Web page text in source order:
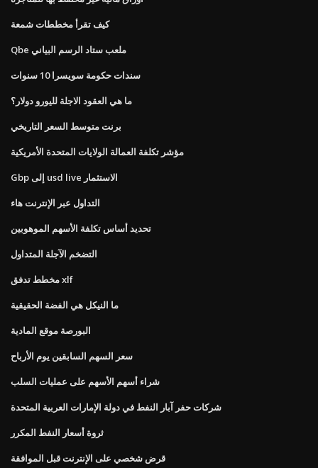
كيف تقرأ مخططات شمعة
Qbe ملعب ستاد الرسم البياني
سندات حكومة سويسرا 10 سنوات
ما هي العقود الاجلة لليورو دولار؟
برنت متوسط ​​السعر التاريخي
مؤشر تكلفة العمالة الولايات المتحدة الأمريكية
Gbp إلى usd live الاستثمار
التداول عبر الإنترنت هاء
تحديد أساس تكلفة الأسهم الموهوبين
التضخم الآجلة المتداول
مخطط تدفق xlf
ما النيكل هي الفضة الحقيقية
البورصة موقع المادية
سعر السهم السابقين يوم الأرباح
شراء أسهم الأسهم على عمليات السلب
شركات حفر آبار النفط في دولة الإمارات العربية المتحدة
ثروة أسعار النفط المكرر
قرض شخصي على الإنترنت قبل الموافقة